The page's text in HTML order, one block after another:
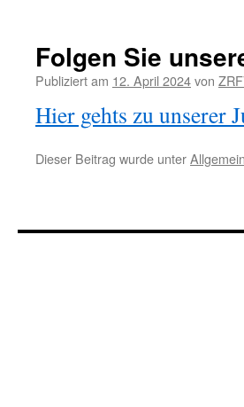
Folgen Sie
Publiziert am 12. April 2024von
Hier gehts zu unserer
Dieser Beitrag wurde unterAllgemein